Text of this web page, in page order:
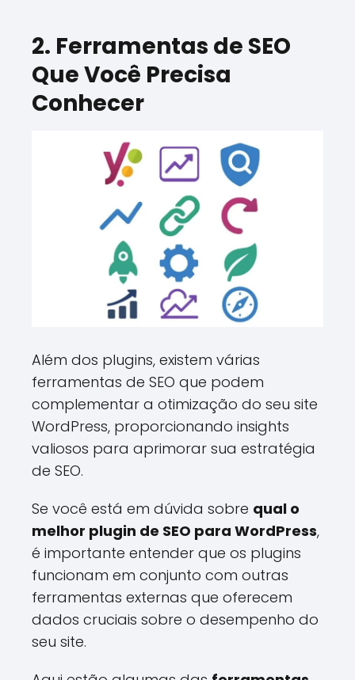
2. Ferramentas de SEO
Que Você Precisa
Conhecer
Além dos plugins, existem várias
ferramentas de SEO que podem
complementar a otimização do seu site
WordPress, proporcionando insights
valiosos para aprimorar sua estratégia
de SEO.
Se você está em dúvida sobre qual o
melhor plugin de SEO para WordPress,
é importante entender que os plugins
funcionam em conjunto com outras
ferramentas externas que oferecem
dados cruciais sobre o desempenho do
seu site.